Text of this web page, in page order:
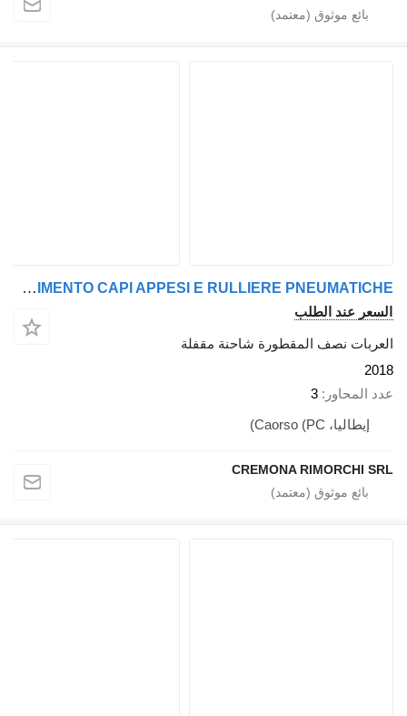
Talson ALLESTIMENTO CAPI APPESI E RULLIERE PNEUMATICHE
عند الطلب
نصف المقطورة شاحنة مقفلة
المحاور 3
إيطاليا، Caorso (PC)
CREMONA RIMORCHI